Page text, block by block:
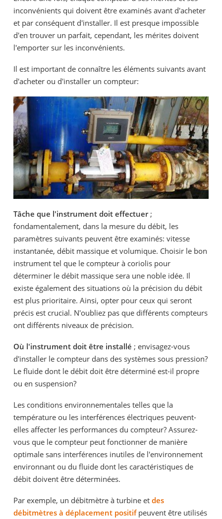
inconvénients qui doivent être examinés avant d'acheter
et par conséquent d'installer. Il est presque impossible
d'en trouver un parfait, cependant, les mérites doivent
l'emporter sur les inconvénients.
Il est important de connaître les éléments suivants avant
d'acheter ou d'installer un compteur:
Tâche que l'instrument doit effectuer;
fondamentalement, dans la mesure du débit, les
paramètres suivants peuvent être examinés: vitesse
instantanée, débit massique et volumique. Choisir le bon
instrument tel que le compteur à coriolis pour
déterminer le débit massique sera une noble idée. Il
existe également des situations où la précision du débit
est plus prioritaire. Ainsi, opter pour ceux qui seront
précis est crucial. N'oubliez pas que différents compteurs
ont différents niveaux de précision.
Où l'instrument doit être installé ; envisagez-vous
d'installer le compteur dans des systèmes sous pression?
Le fluide dont le débit doit être déterminé est-il propre
ou en suspension?
Les conditions environnementales telles que la
température ou les interférences électriques peuvent-
elles affecter les performances du compteur? Assurez-
vous que le compteur peut fonctionner de manière
optimale sans interférences inutiles de l'environnement
environnant ou du fluide dont les caractéristiques de
débit doivent être déterminées.
Par exemple, un débitmètre à turbine et des
débitmètres à déplacement positifpeuvent être utilisés